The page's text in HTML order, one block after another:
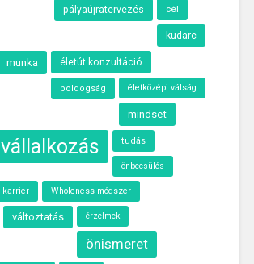
pályaújratervezés cél
kudarc
munka életút konzultáció
boldogság életközépi válság
mindset
vállalkozás tudás
önbecsülés
karrier Wholeness módszer
változtatás érzelmek
önismeret